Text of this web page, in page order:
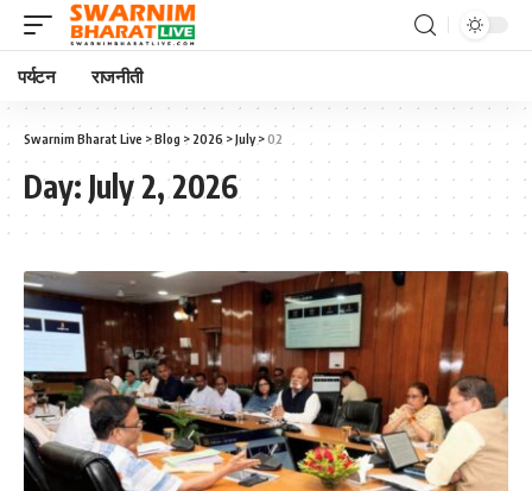
पर्यटन राजनीती
Swarnim Bharat Live >Blog > 2026 >July>02
Day: July 2, 2026